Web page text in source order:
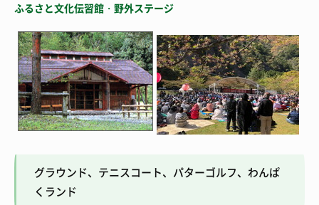
ふるさと文化伝習館・野外ステージ
グラウンド、テニスコート、パターゴルフ、わんぱ
くランド